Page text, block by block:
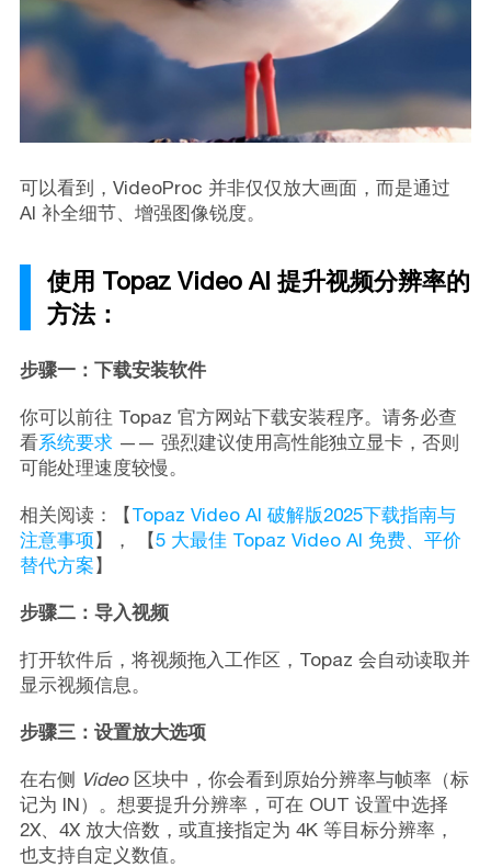
可以看到，VideoProc 并非仅仅放大画面，而是通过
AI 补全细节、增强图像锐度。
使用 Topaz Video AI 提升视频分辨率的
方法：
步骤一：下载安装软件
你可以前往 Topaz 官方网站下载安装程序。请务必查
看系统要求—— 强烈建议使用高性能独立显卡，否则
可能处理速度较慢。
相关阅读：【Topaz Video AI 破解版2025下载指南与
注意事项】， 【5 大最佳 Topaz Video AI 免费、平价
替代方案】
步骤二：导入视频
打开软件后，将视频拖入工作区，Topaz 会自动读取并
显示视频信息。
步骤三：设置放大选项
在右侧 Video区块中，你会看到原始分辨率与帧率（标
记为 IN）。想要提升分辨率，可在 OUT 设置中选择
2X、4X 放大倍数，或直接指定为 4K 等目标分辨率，
也支持自定义数值。